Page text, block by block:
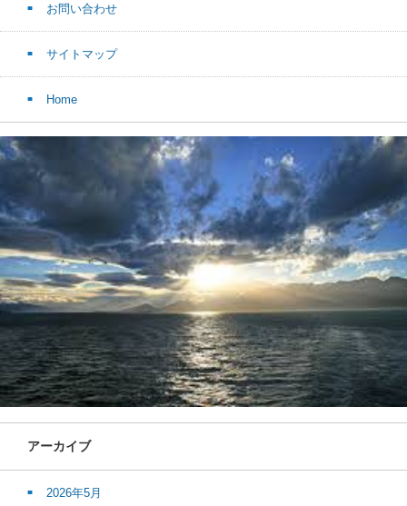
お問い合わせ
サイトマップ
Home
アーカイブ
2026年5月